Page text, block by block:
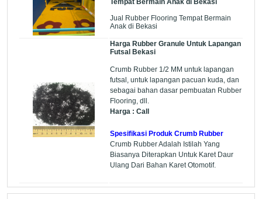
Jual Rubber Flooring Tempat Bermain
Anak di Bekasi
Harga Rubber Granule Untuk Lapangan
Futsal Bekasi
Crumb Rubber 1/2 MM untuk lapangan
futsal, untuk lapangan pacuan kuda, dan
sebagai bahan dasar pembuatan Rubber
Flooring, dll.
Harga : Call
Spesifikasi Produk Crumb Rubber
Crumb Rubber Adalah Istilah Yang
Biasanya Diterapkan Untuk Karet Daur
Ulang Dari Bahan Karet Otomotif.